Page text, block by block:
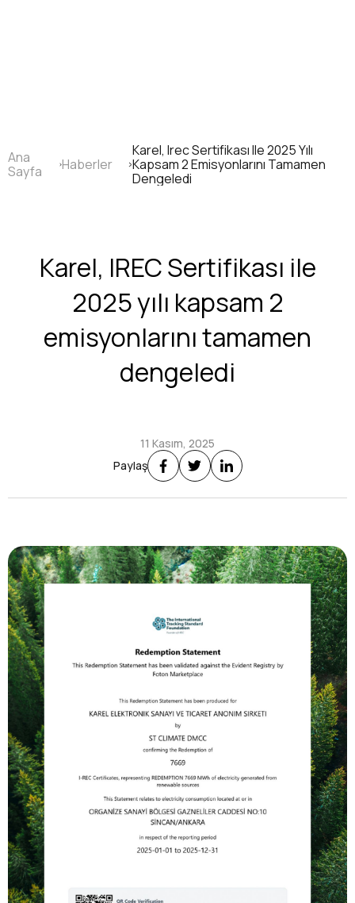
Sayfa
yolu
Ana
Sayfa
Haberler
Karel, Irec Sertifikası Ile 2025 Yılı
Kapsam 2 Emisyonlarını Tamamen
Dengeledi
Karel, IREC Sertifikası ile
2025 yılı kapsam 2
emisyonlarını tamamen
dengeledi
11 Kasım, 2025
Paylaş